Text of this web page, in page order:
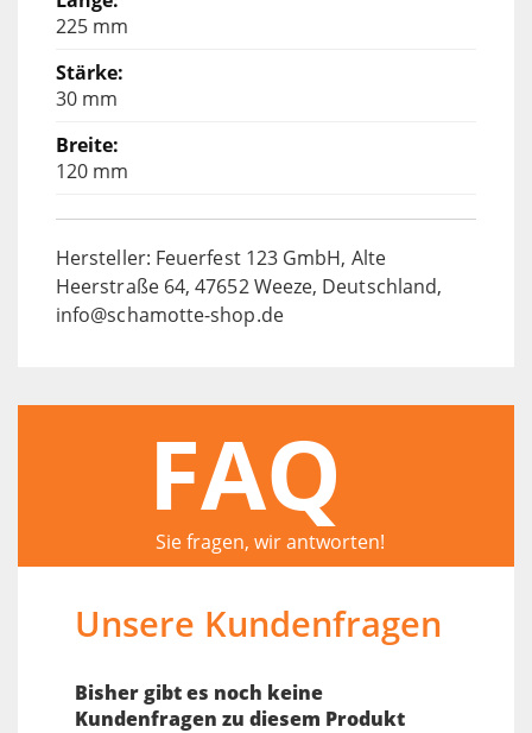
225 mm
30 mm
120 mm
Hersteller: Feuerfest 123 GmbH, Alte
Heerstraße 64, 47652 Weeze, Deutschland,
info@schamotte-shop.de
FAQ
Sie fragen, wir antworten!
Unsere Kundenfragen
Bisher gibt es noch keine
Kundenfragen zu diesem Produkt